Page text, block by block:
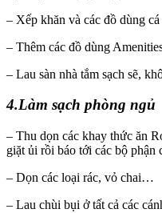
– Xếp khăn và các đồ dùng
– Thêm các đồ dùng
– Lau sàn nhà tắm sạch sẽ,
4.Làm sạch phòng ngủ
– Thu dọn các khay thức ăn
giặt ủi rồi báo tới các bộ phận
– Dọn các loại rác, vỏ chai…
– Lau chùi bụi ở tất cả các